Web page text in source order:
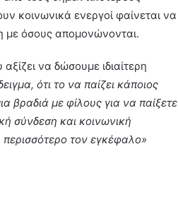
κοινωνικά ενεργοί φαίνεται να
με όσους απομονώνονται.
να δώσουμε ιδιαίτερη
ότι το να παίζει κάποιος
βραδιά με φίλους για να παίξετε
σύνδεση και κοινωνική
τον εγκέφαλο»